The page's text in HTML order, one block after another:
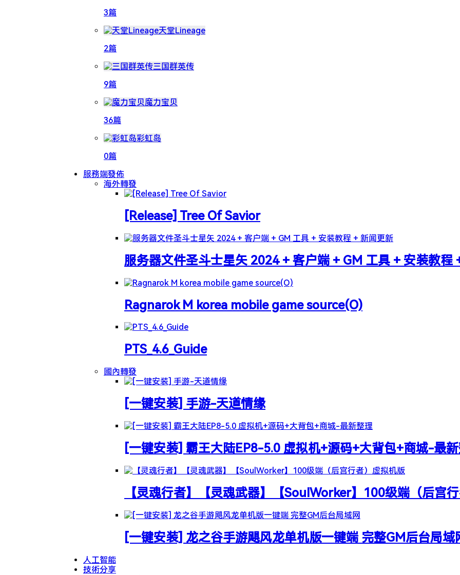
3篇
天堂Lineage
2篇
三国群英传
9篇
魔力宝贝
36篇
彩虹岛
0篇
服務端發佈
海外轉發
[Release] Tree Of Savior
服务器文件圣斗士星矢 2024 + 客户端 + GM 工具 + 安装教程
Ragnarok M korea mobile game source(O)
PTS_4.6_Guide
國內轉發
[一键安装] 手游-天道情缘
[一键安装] 霸王大陆EP8-5.0 虚拟机+源码+大背包+商城-最
【灵魂行者】【灵魂武器】【SoulWorker】100级端（后宫
[一键安装] 龙之谷手游飓风龙单机版一键端 完整GM后台局域
人工智能
技術分享